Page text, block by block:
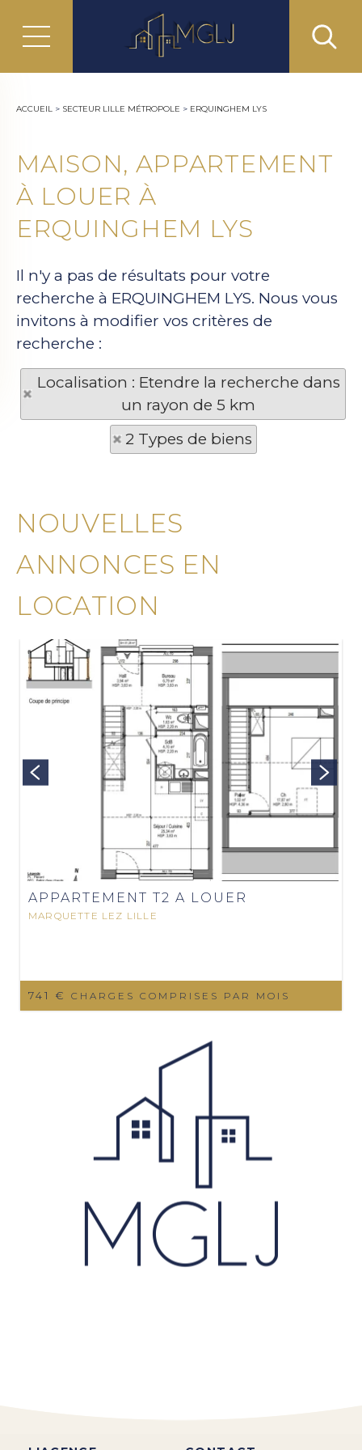
ACCUEIL > SECTEUR LILLE MÉTROPOLE > ERQUINGHEM LYS
MAISON, APPARTEMENT
À LOUER À
ERQUINGHEM LYS
Il n'y a pas de résultats pour votre
recherche à ERQUINGHEM LYS. Nous vous
invitons à modifier vos critères de
recherche :
Localisation : Etendre la recherche dans
un rayon de 5 km
2 Types de biens
NOUVELLES
ANNONCES EN
LOCATION
APPARTEMENT T2 A LOUER
MARQUETTE LEZ LILLE
741 € CHARGES COMPRISES PAR MOIS